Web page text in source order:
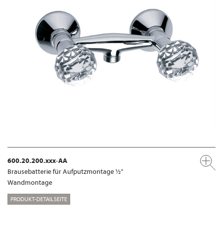
600.20.200.xxx-AA
Brausebatterie für Aufputzmontage ½"
Wandmontage
PRODUKT-DETAILSEITE